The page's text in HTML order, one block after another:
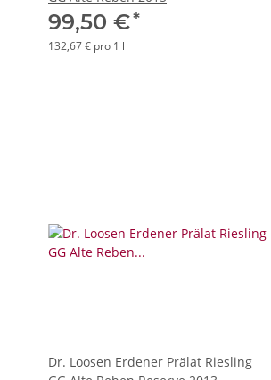
99,50 €*
132,67 € pro 1 l
Dr. Loosen Erdener Prälat Riesling